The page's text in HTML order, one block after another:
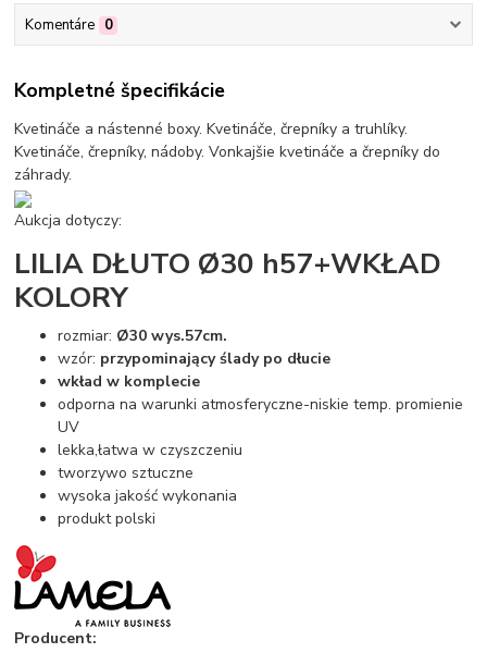
Komentáre 0
Kompletné špecifikácie
Kvetináče a nástenné boxy. Kvetináče, črepníky a truhlíky.
Kvetináče, črepníky, nádoby. Vonkajšie kvetináče a črepníky do
záhrady.
Aukcja dotyczy:
LILIA DŁUTO Ø30 h57+WKŁAD
KOLORY
rozmiar: Ø30 wys.57cm.
wzór: przypominający ślady po dłucie
wkład w komplecie
odporna na warunki atmosferyczne-niskie temp. promienie
UV
lekka,łatwa w czyszczeniu
tworzywo sztuczne
wysoka jakość wykonania
produkt polski
Producent: